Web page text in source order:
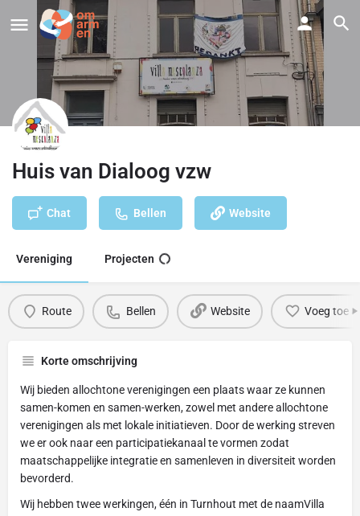
Huis van Dialoog vzw
Chat Bellen Website
Vereniging Projecten
Route Bellen Website Voeg toe
Korte omschrijving
Wij bieden allochtone verenigingen een plaats waar ze kunnen
samen-komen en samen-werken, zowel met andere allochtone
verenigingen als met lokale initiatieven. Door de werking streven
we er ook naar een participatiekanaal te vormen zodat
maatschappelijke integratie en samenleven in diversiteit worden
bevorderd.
Wij hebben twee werkingen, één in Turnhout met de naamVilla